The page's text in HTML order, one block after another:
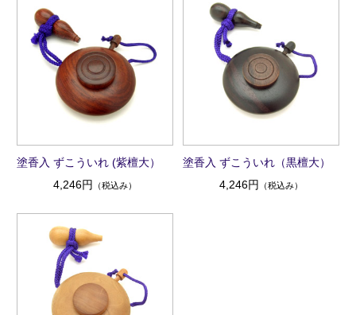
塗香入 ずこういれ (紫檀大）
4,246円
（税込み）
塗香入 ずこういれ（黒檀大）
4,246円
（税込み）